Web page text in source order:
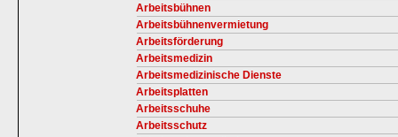
Arbeitsbühnen
Arbeitsbühnenvermietung
Arbeitsförderung
Arbeitsmedizin
Arbeitsmedizinische Dienste
Arbeitsplatten
Arbeitsschuhe
Arbeitsschutz